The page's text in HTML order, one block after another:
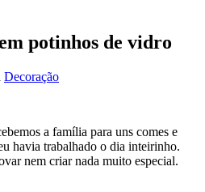
potinhos de vidro
Decoração
a família para uns comes e
havia trabalhado o dia inteirinho.
nem criar nada muito especial.